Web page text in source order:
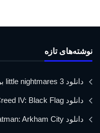
نوشته‌های تازه
دانلود little nightmares 3 برای اندروید
دانلود Assassin’s Creed IV: Black Flag برای اندروید
دانلود Batman: Arkham City برای اندروید